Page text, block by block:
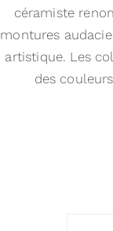
céramiste
montures
artistique. Les
des